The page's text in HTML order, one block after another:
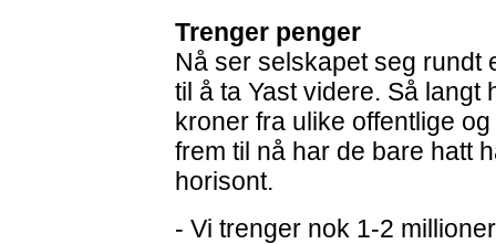
Trenger penger
Nå ser selskapet seg rundt
til å ta Yast videre. Så langt
kroner fra ulike offentlige
frem til nå har de bare hatt
horisont.
- Vi trenger nok 1-2